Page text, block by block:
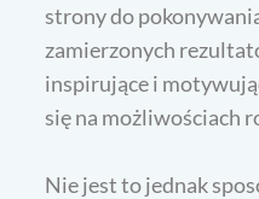
strony do
zamierzonych
inspirujące i
się na możliwościach
Nie jest to jednak